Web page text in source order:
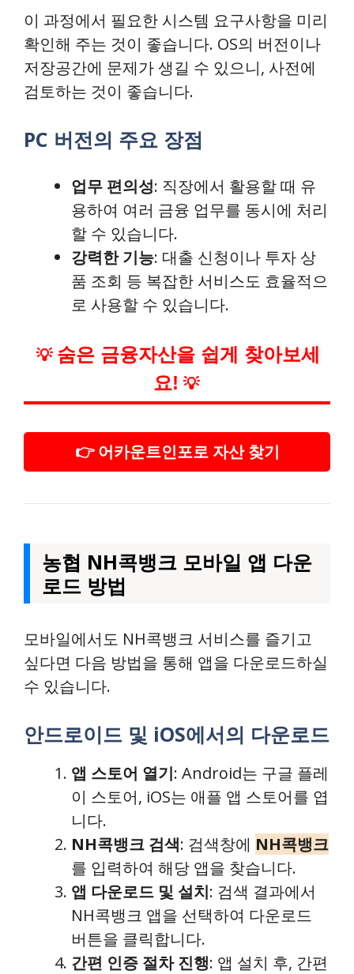
이 과정에서 필요한 시스템 요구사항을 미리
확인해 주는 것이 좋습니다. OS의 버전이나
저장공간에 문제가 생길 수 있으니, 사전에
검토하는 것이 좋습니다.
PC 버전의 주요 장점
업무 편의성: 직장에서 활용할 때 유
용하여 여러 금융 업무를 동시에 처리
할 수 있습니다.
강력한 기능: 대출 신청이나 투자 상
품 조회 등 복잡한 서비스도 효율적으
로 사용할 수 있습니다.
💡 숨은 금융자산을 쉽게 찾아보세
요! 💡
👉 어카운트인포로 자산 찾기
농협 NH콕뱅크 모바일 앱 다운
로드 방법
모바일에서도 NH콕뱅크 서비스를 즐기고
싶다면 다음 방법을 통해 앱을 다운로드하실
수 있습니다.
안드로이드 및 iOS에서의 다운로드
앱 스토어 열기: Android는 구글 플레
이 스토어, iOS는 애플 앱 스토어를 엽
니다.
NH콕뱅크 검색: 검색창에 NH콕뱅크
를 입력하여 해당 앱을 찾습니다.
앱 다운로드 및 설치: 검색 결과에서
NH콕뱅크 앱을 선택하여 다운로드
버튼을 클릭합니다.
간편 인증 절차 진행: 앱 설치 후, 간편